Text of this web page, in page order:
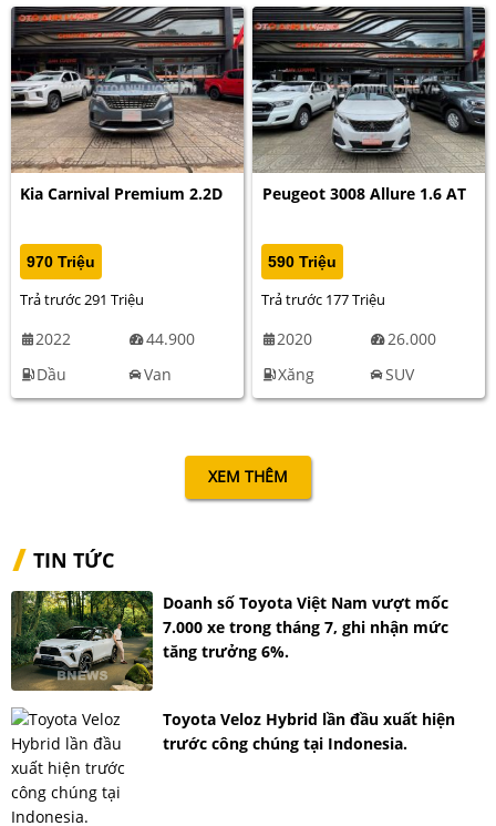
Kia Carnival Premium 2.2D
970 Triệu
Trả trước 291 Triệu
2022
44.900
Dầu
Van
Peugeot 3008 Allure 1.6 AT
590 Triệu
Trả trước 177 Triệu
2020
26.000
Xăng
SUV
XEM THÊM
TIN TỨC
Doanh số Toyota Việt Nam vượt mốc
7.000 xe trong tháng 7, ghi nhận mức
tăng trưởng 6%.
Toyota Veloz Hybrid lần đầu xuất hiện
trước công chúng tại Indonesia.